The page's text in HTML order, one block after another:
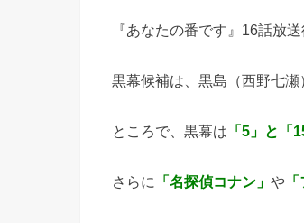
『あなたの番です』16話放
黒幕候補は、黒島（西野七
ところで、黒幕は 「5」と「
さらに 「名探偵コナン」 や